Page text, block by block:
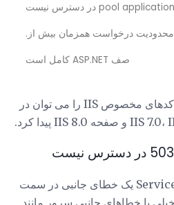
pool application در دسترس نیست
محدودیت درخواست همزمان بیش از.
صف ASP.NET کامل است
اطلاعات بیشتر در مورد این کدهای مخصوص IIS را می توان در
خطای 503 Service Unavailable یک خطای جانبی در سمت
با خطاهای جانبی سرور مانند